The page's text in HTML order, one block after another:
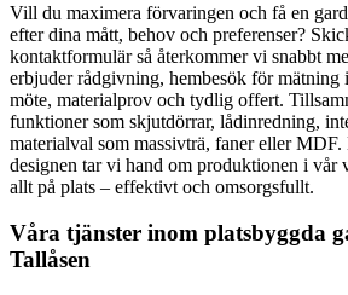
Vill du maximera förvaringen och få en
efter dina mått, behov och preferenser?
kontaktformulär så återkommer vi snabbt
erbjuder rådgivning, hembesök för mätning
möte, materialprov och tydlig offert.
funktioner som skjutdörrar, lådinredning,
materialval som massivträ, faner eller
designen tar vi hand om produktionen i vår
allt på plats – effektivt och omsorgsfullt.
Våra tjänster inom platsbyggda
Tallåsen